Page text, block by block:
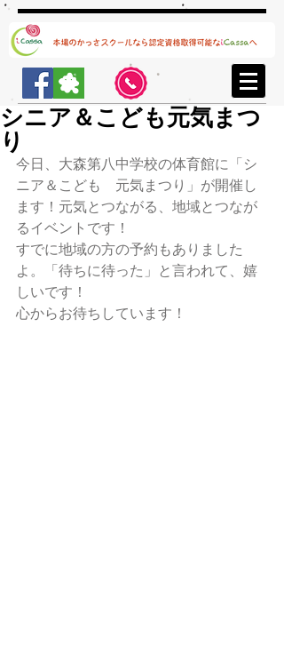
シニア＆こども元気まつ
り
今日、大森第八中学校の体育館に「シ
ニア＆こども　元気まつり」が開催し
ます！元気とつながる、地域とつなが
るイベントです！
すでに地域の方の予約もありました
よ。「待ちに待った」と言われて、嬉
しいです！
心からお待ちしています！